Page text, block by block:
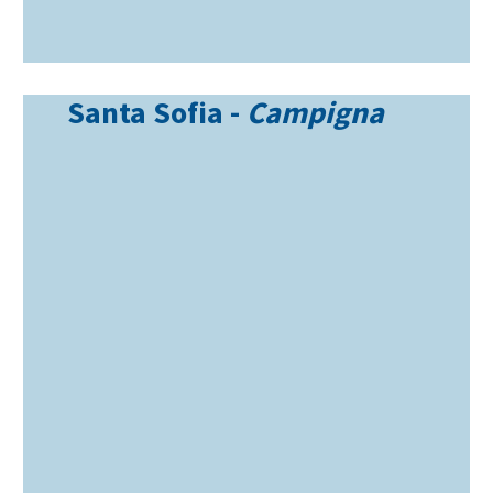
Santa Sofia - Campigna